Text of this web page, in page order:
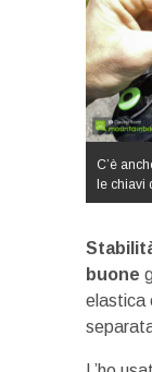
C’è
le chiavi
buone
elastica